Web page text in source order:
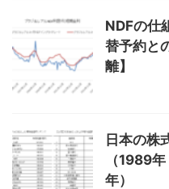
NDFの仕
替予約と
離】
日本の株
（1989
年）